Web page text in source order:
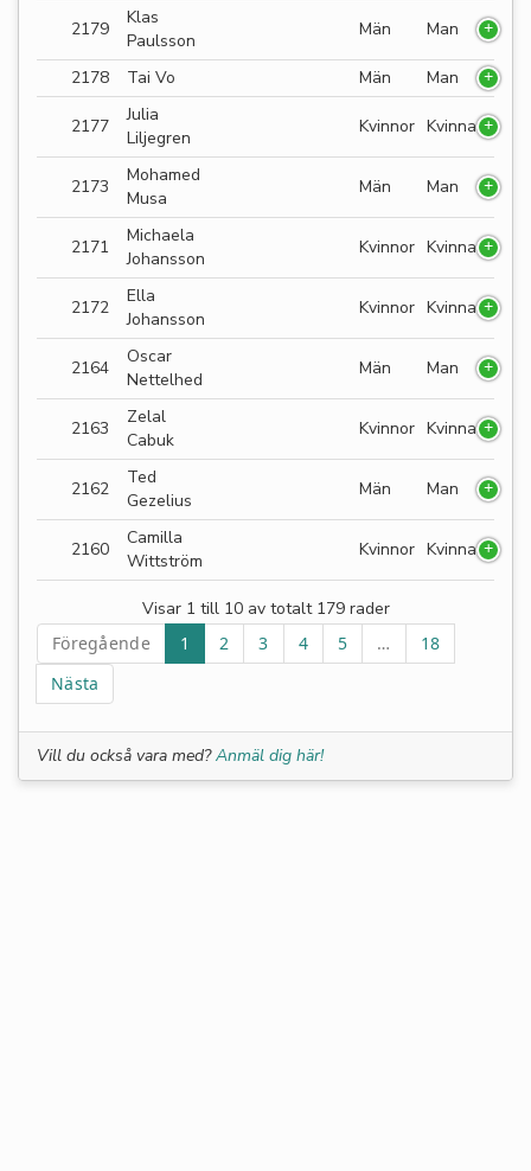
2179
Klas
Paulsson
Män Man
2178 Tai Vo Män Man
2177
Julia
Liljegren
Kvinnor Kvinna
2173
Mohamed
Musa
Män Man
2171
Michaela
Johansson
Kvinnor Kvinna
2172
Ella
Johansson
Kvinnor Kvinna
2164
Oscar
Nettelhed
Män Man
2163
Zelal
Cabuk
Kvinnor Kvinna
2162
Ted
Gezelius
Män Man
2160
Camilla
Wittström
Kvinnor Kvinna
Visar 1 till 10 av totalt 179 rader
Föregående
1 2 3 4 5 …
18
Nästa
Vill du också vara med?Anmäl dig här!